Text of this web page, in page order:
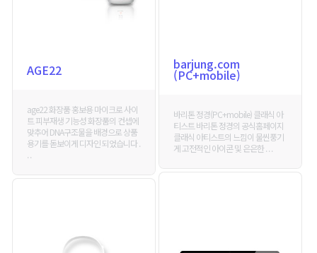
barjung.com
(PC+mobile)
바리톤 정경(PC+mobile) 클래식 아
티스트 바리톤 정경의 공식홈페이지
클래식 아티스트의 느낌이 물씬풍기
게 고전적인 아이콘 및 은은한 . . .
AGE22
age22 화장품 홍보용 마이크로 사이
트 피부재생 기능성 화장품의 컨셉에
맞추어 DNA구조물을 배경으로 상품
용기를 돋보이게 디자인 되었습니다 .
. .